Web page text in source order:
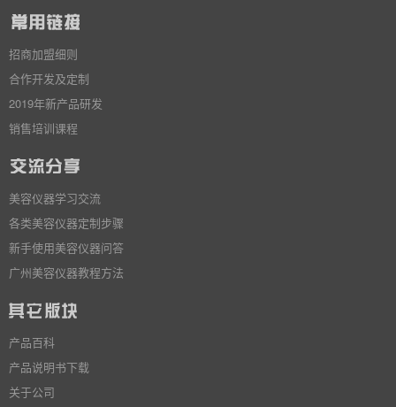
招商加盟细则
合作开发及定制
2019年新产品研发
销售培训课程
美容仪器学习交流
各类美容仪器定制步骤
新手使用美容仪器问答
广州美容仪器教程方法
产品百科
产品说明书下载
关于公司